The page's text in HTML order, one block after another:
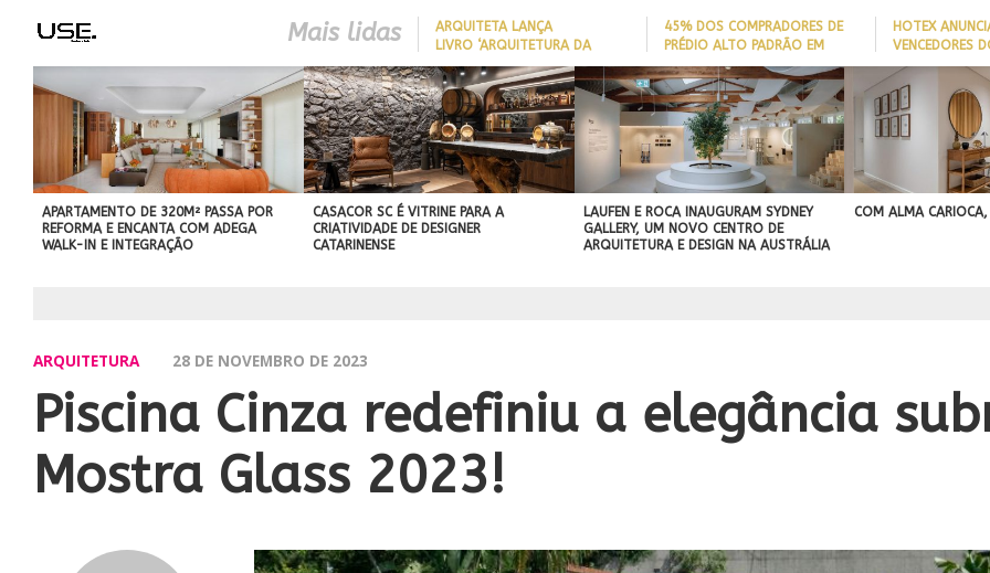
Mais lidas
ARQUITETA LANÇA
LIVRO ‘ARQUITETURA DA
LONGEVIDADE’ PARA AJUDAR A
REDUZIR QUEDAS DE IDOSOS
EM CASA E ADAPTAR LARES
SEM REFORMAS
45% DOS COMPRADORES DE
PRÉDIO ALTO PADRÃO EM
ITAJAÍ TÊM
EMBARCAÇÃO; DADO REVELA
PERFIL DO NOVO MILIONÁRIO
BRASILEIRO
HOTEX
VENCEDORES
MAIORES
HOTELARIA
BEST IN SHOW
ABIMAD’42 DESTACA O DESIGN
BRASILEIRO E REFORÇA SUA PROJEÇÃO
NO MERCADO INTERNACIONAL
APARTAMENTO DE 320M² PASSA POR
REFORMA E ENCANTA COM ADEGA
WALK-IN E INTEGRAÇÃO
CASACOR SC É VITRINE PARA A
CRIATIVIDADE DE DESIGNER
CATARINENSE
LAUFEN E ROCA INAUGURAM SYDNEY
GALLERY, UM NOVO CENTRO DE
ARQUITETURA E DESIGN NA AUSTRÁLIA
COM ALMA CARIOCA,
ARQUITETURA 28 DE NOVEMBRO DE 2023
Piscina Cinza redefiniu a elegância
Mostra Glass 2023!